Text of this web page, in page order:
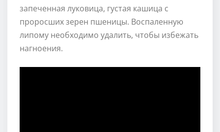
запеченная луковица, густая кашица с
проросших зерен пшеницы. Воспаленную
липому необходимо удалить, чтобы избежать
нагноения.